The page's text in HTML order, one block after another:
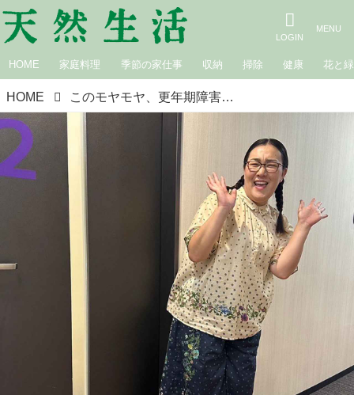
HOME 家庭料理 季節の家仕事 収納 掃除 健康 花と緑
HOME このモヤモヤ、更年期障害かもしれない｜白鳥久美子の手作り暮らし